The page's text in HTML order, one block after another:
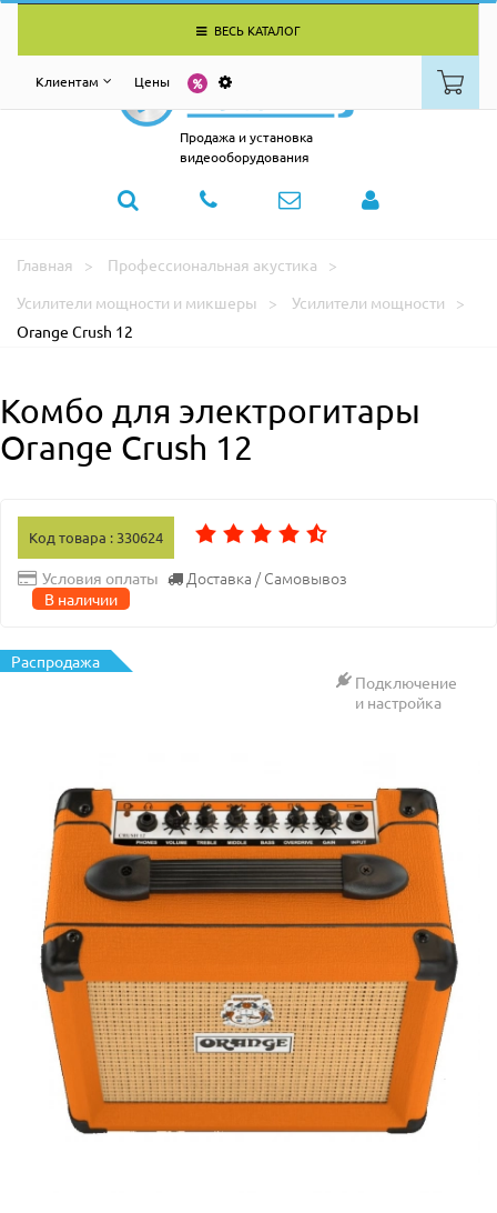
ВЕСЬ КАТАЛОГ
Клиентам Цены
Продажа и установка
видеооборудования
Главная
Профессиональная акустика
Усилители мощности и микшеры
Усилители мощности
Orange Crush 12
Комбо для электрогитары
Orange Crush 12
Код товара : 330624
Условия оплаты Доставка / Самовывоз
В наличии
Распродажа
Подключение
и настройка